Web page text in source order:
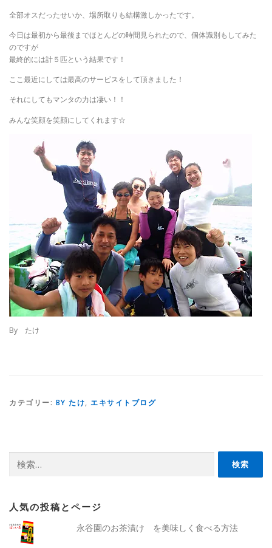
全部オスだったせいか、場所取りも結構激しかったです。
今日は最初から最後までほとんどの時間見られたので、個体識別もしてみた
のですが
最終的には計５匹という結果です！
ここ最近にしては最高のサービスをして頂きました！
それにしてもマンタの力は凄い！！
みんな笑顔を笑顔にしてくれます☆
By たけ
カテゴリー: BY たけ, エキサイトブログ
索:
人気の投稿とページ
永谷園のお茶漬け を美味しく食べる方法